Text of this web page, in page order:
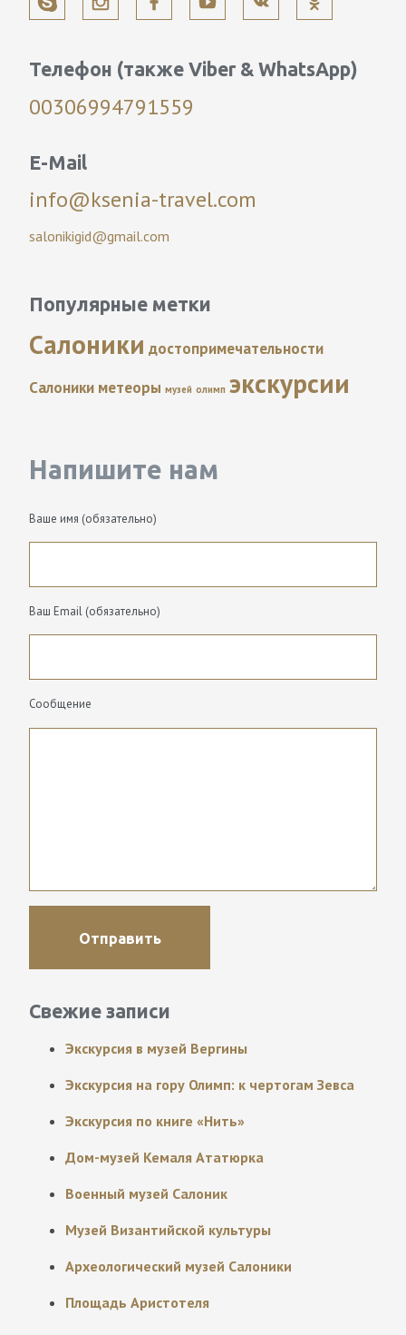
Телефон (также Viber & WhatsApp)
00306994791559
E-Mail
info@ksenia-travel.com
salonikigid@gmail.com
Популярные метки
Салоники достопримечательности
Салоники метеоры музей олимп экскурсии
Напишите нам
Ваше имя (обязательно)
Ваш Email (обязательно)
Сообщение
Свежие записи
Экскурсия в музей Вергины
Экскурсия на гору Олимп: к чертогам Зевса
Экскурсия по книге «Нить»
Дом-музей Кемаля Ататюрка
Военный музей Салоник
Музей Византийской культуры
Археологический музей Салоники
Площадь Аристотеля